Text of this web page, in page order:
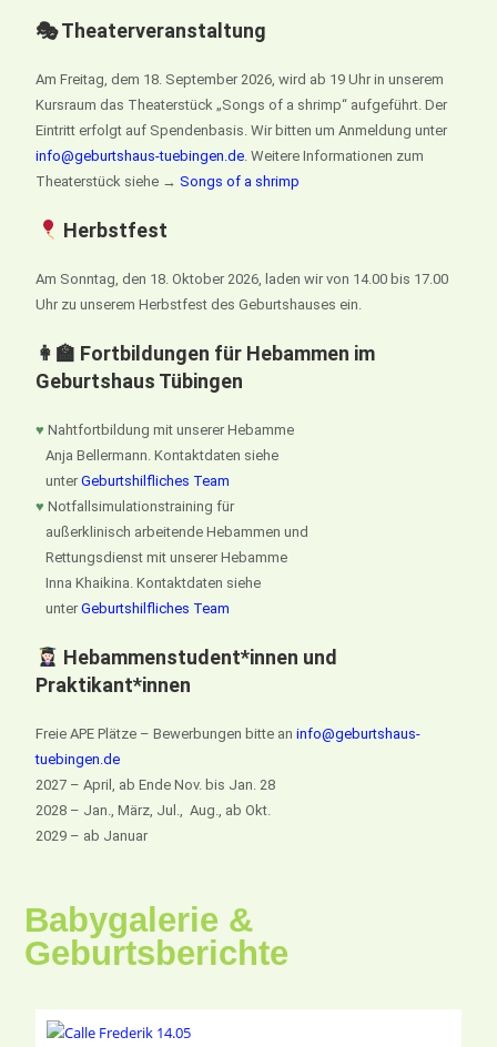
🎭 Theaterveranstaltung
Am Freitag, dem 18. September 2026, wird ab 19 Uhr in unserem
Kursraum das Theaterstück „Songs of a shrimp“ aufgeführt. Der
Eintritt erfolgt auf Spendenbasis. Wir bitten um Anmeldung unter
info@geburtshaus-tuebingen.de. Weitere Informationen zum
Theaterstück siehe →Songs of a shrimp
Herbstfest
Am Sonntag, den 18. Oktober 2026, laden wir von 14.00 bis 17.00
Uhr zu unserem Herbstfest des Geburtshauses ein.
👩‍🏫 Fortbildungen für Hebammen im
Geburtshaus Tübingen
♥ Nahtfortbildung mit unserer Hebamme
Anja Bellermann. Kontaktdaten siehe
unterGeburtshilfliches Team
♥ Notfallsimulationstraining für
außerklinisch arbeitende Hebammen und
Rettungsdienst mit unserer Hebamme
Inna Khaikina. Kontaktdaten siehe
unterGeburtshilfliches Team
Hebammenstudent*innen und
Praktikant*innen
Freie APE Plätze – Bewerbungen bitte aninfo@geburtshaus-
tuebingen.de
2027 – April, ab Ende Nov. bis Jan. 28
2028 – Jan., März, Jul., Aug., ab Okt.
2029 – ab Januar
Babygalerie &
Geburtsberichte